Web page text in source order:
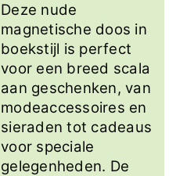
Deze nude
magnetische doos in
boekstijl is perfect
voor een breed scala
aan geschenken, van
modeaccessoires en
sieraden tot cadeaus
voor speciale
gelegenheden. De